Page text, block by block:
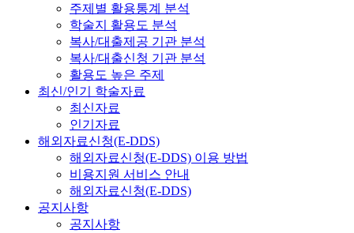
주제별 활용통계 분석
학술지 활용도 분석
복사/대출제공 기관 분석
복사/대출신청 기관 분석
활용도 높은 주제
최신/인기 학술자료
최신자료
인기자료
해외자료신청(E-DDS)
해외자료신청(E-DDS) 이용 방법
비용지원 서비스 안내
해외자료신청(E-DDS)
공지사항
공지사항